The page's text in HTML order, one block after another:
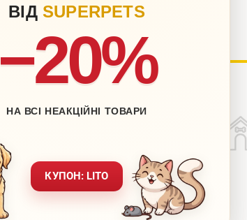
ВІД SUPERPETS
−20%
НА ВСІ НЕАКЦІЙНІ ТОВАРИ
КУПОН: LITO
Блог
Звернення до директора